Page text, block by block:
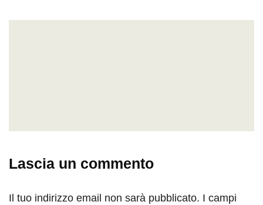
Lascia un commento
Il tuo indirizzo email non sarà pubblicato. I campi